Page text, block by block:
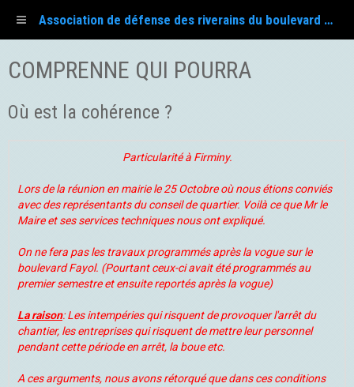
Association de défense des riverains du boulevard Fayol
COMPRENNE QUI POURRA
Où est la cohérence ?
Particularité à Firminy.
Lors de la réunion en mairie le 25 Octobre où nous étions conviés
avec des représentants du conseil de quartier. Voilà ce que Mr le
Maire et ses services techniques nous ont expliqué.
On ne fera pas les travaux programmés après la vogue sur le
boulevard Fayol. (Pourtant ceux-ci avait été programmés au
premier semestre et ensuite reportés après la vogue)
La raison: Les intempéries qui risquent de provoquer l'arrêt du
chantier, les entreprises qui risquent de mettre leur personnel
pendant cette période en arrêt, la boue etc.
A ces arguments, nous avons rétorqué que dans ces conditions